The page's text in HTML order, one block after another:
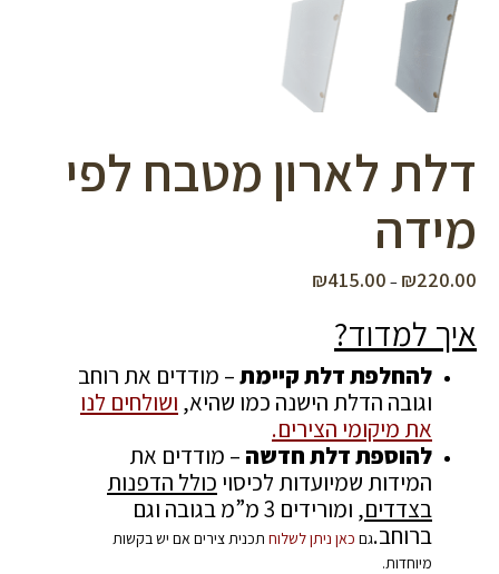
דלת לארון מטבח לפי
מידה
₪220.00
–
₪415.00
איך למדוד?
להחלפת דלת קיימת– מודדים את רוחב
וגובה הדלת הישנה כמו שהיא, ושולחים לנו
את מיקומי הצירים.
להוספת דלת חדשה – מודדים את
המידות שמיועדות לכיסוי כולל הדפנות
בצדדים
, ומורידים 3 מ”מ בגובה וגם
ברוחב.גם כאן ניתן לשלוח תכנית צירים אם יש בקשות
מיוחדות.